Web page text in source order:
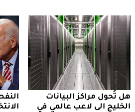
هل تُحول مراكز البيانات
الخليج الى لاعب عالمي في